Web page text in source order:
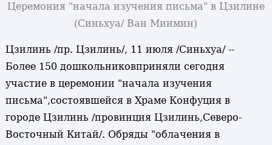
Церемония "начала изучения письма" в Цзилине
(Синьхуа/ Ван Минмин)
Цзилинь /пр. Цзилинь/, 11 июля /Синьхуа/ --
Более 150 дошкольниковприняли сегодня
участие в церемонии "начала изучения
письма",состоявшейся в Храме Конфуция в
городе Цзилинь /провинция Цзилинь,Северо-
Восточный Китай/. Обряды "облачения в